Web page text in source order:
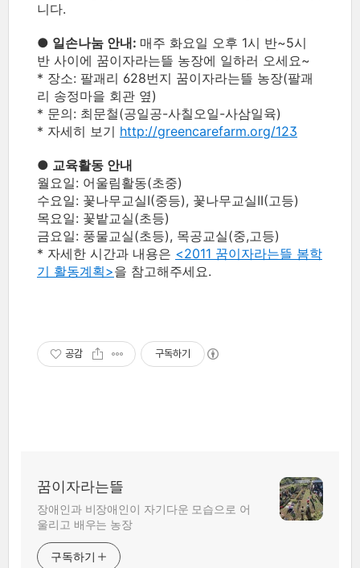
니다.
● 일손나눔 안내: 매주 화요일 오후 1시 반~5시
반 사이에 꿈이자라는뜰 농장에 일하러 오세요~
* 장소: 팔괘리 628번지 꿈이자라는뜰 농장(팔괘
리 송정마을 회관 옆)
* 문의: 최문철(공일공-사칠오일-사삼일육)
* 자세히 보기 http://greencarefarm.org/123
● 교육활동 안내
월요일: 어울림활동(초중)
수요일: 꽃나무교실I(중등), 꽃나무교실II(고등)
목요일: 꽃밭교실(초등)
금요일: 풍물교실(초등), 목공교실(중,고등)
* 자세한 시간과 내용은 <2011 꿈이자라는뜰 봄학
기 활동계획>을 참고해주세요.
공감 구독하기
꿈이자라는뜰
장애인과 비장애인이 자기다운 모습으로 어
울리고 배우는 농장
구독하기